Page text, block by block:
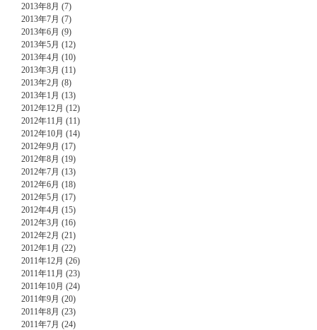
2013年8月 (7)
2013年7月 (7)
2013年6月 (9)
2013年5月 (12)
2013年4月 (10)
2013年3月 (11)
2013年2月 (8)
2013年1月 (13)
2012年12月 (12)
2012年11月 (11)
2012年10月 (14)
2012年9月 (17)
2012年8月 (19)
2012年7月 (13)
2012年6月 (18)
2012年5月 (17)
2012年4月 (15)
2012年3月 (16)
2012年2月 (21)
2012年1月 (22)
2011年12月 (26)
2011年11月 (23)
2011年10月 (24)
2011年9月 (20)
2011年8月 (23)
2011年7月 (24)